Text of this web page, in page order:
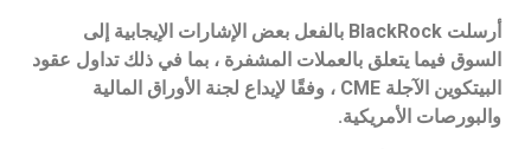
أرسلت BlackRock بالفعل بعض الإشارات الإيجابية إلى
السوق فيما يتعلق بالعملات المشفرة ، بما في ذلك تداول عقود
البيتكوين الآجلة CME ، وفقًا لإيداع لجنة الأوراق المالية
والبورصات الأمريكية.